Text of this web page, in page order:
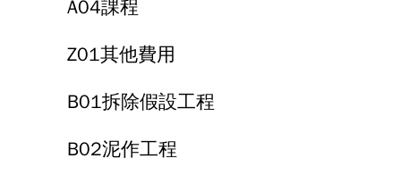
A04課程
Z01其他費用
B01拆除假設工程
B02泥作工程